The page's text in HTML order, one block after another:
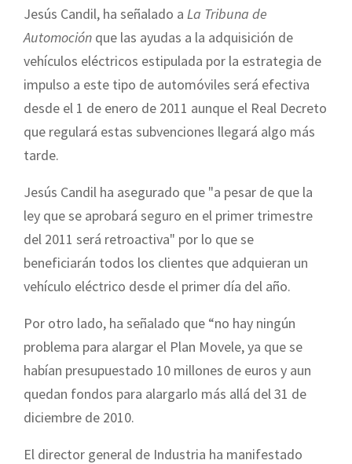
Jesús Candil, ha señalado a La Tribuna de
Automoción que las ayudas a la adquisición de
vehículos eléctricos estipulada por la estrategia de
impulso a este tipo de automóviles será efectiva
desde el 1 de enero de 2011 aunque el Real Decreto
que regulará estas subvenciones llegará algo más
tarde.
Jesús Candil ha asegurado que "a pesar de que la
ley que se aprobará seguro en el primer trimestre
del 2011 será retroactiva" por lo que se
beneficiarán todos los clientes que adquieran un
vehículo eléctrico desde el primer día del año.
Por otro lado, ha señalado que “no hay ningún
problema para alargar el Plan Movele, ya que se
habían presupuestado 10 millones de euros y aun
quedan fondos para alargarlo más allá del 31 de
diciembre de 2010.
El director general de Industria ha manifestado